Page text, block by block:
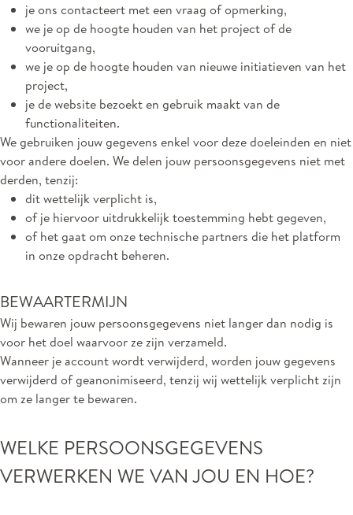
je ons contacteert met een vraag of opmerking,
we je op de hoogte houden van het project of de
vooruitgang,
we je op de hoogte houden van nieuwe initiatieven van het
project,
je de website bezoekt en gebruik maakt van de
functionaliteiten.
We gebruiken jouw gegevens enkel voor deze doeleinden en niet
voor andere doelen. We delen jouw persoonsgegevens niet met
derden, tenzij:
dit wettelijk verplicht is,
of je hiervoor uitdrukkelijk toestemming hebt gegeven,
of het gaat om onze technische partners die het platform
in onze opdracht beheren.
BEWAARTERMIJN
Wij bewaren jouw persoonsgegevens niet langer dan nodig is
voor het doel waarvoor ze zijn verzameld.
Wanneer je account wordt verwijderd, worden jouw gegevens
verwijderd of geanonimiseerd, tenzij wij wettelijk verplicht zijn
om ze langer te bewaren.
WELKE PERSOONSGEGEVENS
VERWERKEN WE VAN JOU EN HOE?